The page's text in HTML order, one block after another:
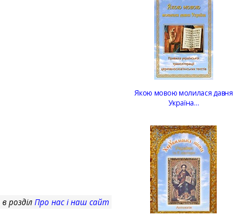
розділ Про нас і наш сайт
Якою мовою молилася давня
Україна…